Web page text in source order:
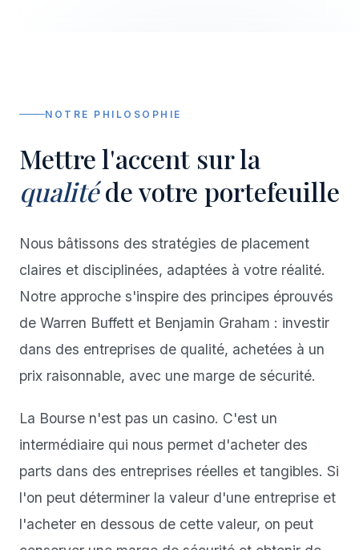
NOTRE PHILOSOPHIE
Mettre l'accent sur la
qualitéde votre portefeuille
Nous bâtissons des stratégies de placement
claires et disciplinées, adaptées à votre réalité.
Notre approche s'inspire des principes éprouvés
de Warren Buffett et Benjamin Graham : investir
dans des entreprises de qualité, achetées à un
prix raisonnable, avec une marge de sécurité.
La Bourse n'est pas un casino. C'est un
intermédiaire qui nous permet d'acheter des
parts dans des entreprises réelles et tangibles. Si
l'on peut déterminer la valeur d'une entreprise et
l'acheter en dessous de cette valeur, on peut